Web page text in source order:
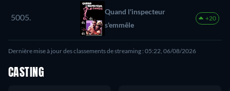
5005.
Quand l'inspecteur
s'emmêle
+20
Dernière mise à jour des classements de streaming : 05:22, 06/08/2026
CASTING